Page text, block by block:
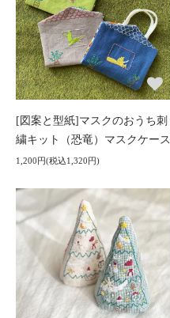
[図案と型紙]マスクのおうち刺
繍キット（恐竜）マスクケース
1,200円(税込1,320円)